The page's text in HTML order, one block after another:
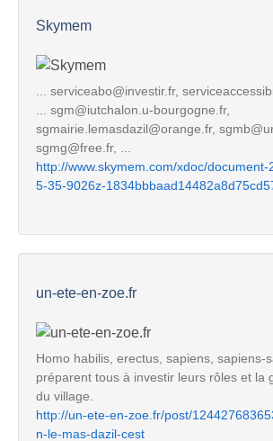
Skymem
... serviceabo@investir.fr,
... sgm@iutchalon.u-bourgogne.fr,
sgmairie.lemasdazil@orange.fr,
sgmg@free.fr, ...
http://www.skymem.com/xdoc/
5-35-9026z-
un-ete-en-zoe.fr
Homo habilis, erectus, sapiens, sapiens-
préparent tous à investir leurs rôles et la
du village.
http://un-ete-en-zoe.fr/post/
n-le-mas-dazil-cest